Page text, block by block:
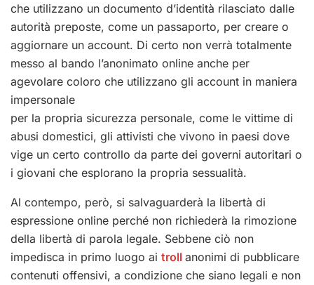
che utilizzano un documento d’identità rilasciato dalle
autorità preposte, come un passaporto, per creare o
aggiornare un account. Di certo non verrà totalmente
messo al bando l’anonimato online anche per
agevolare coloro che utilizzano gli account in maniera
impersonale
per la propria sicurezza personale, come le vittime di
abusi domestici, gli attivisti che vivono in paesi dove
vige un certo controllo da parte dei governi autoritari o
i giovani che esplorano la propria sessualità.
Al contempo, però, si salvaguarderà la libertà di
espressione online perché non richiederà la rimozione
della libertà di parola legale. Sebbene ciò non
impedisca in primo luogo ai troll anonimi di pubblicare
contenuti offensivi, a condizione che siano legali e non